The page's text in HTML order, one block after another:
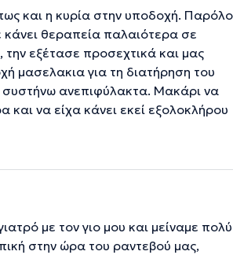
και η κυρία στην υποδοχή. Παρόλο
κάνει θεραπεία παλαιότερα σε
την εξέτασε προσεχτικά και μας
μασελακια για τη διατήρηση του
ανεπιφύλακτα. Μακάρι να
και να είχα κάνει εκεί εξολοκλήρου
με τον γιο μου και μείναμε πολύ
στην ώρα του ραντεβού μας,